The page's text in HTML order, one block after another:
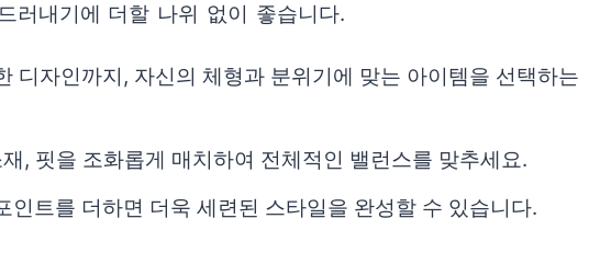
러내기에 더할 나위 없이 좋습니다.
디자인까지, 자신의 체형과 분위기에 맞는 아이템을 선택하는
, 핏을 조화롭게 매치하여 전체적인 밸런스를 맞추세요.
인트를 더하면 더욱 세련된 스타일을 완성할 수 있습니다.